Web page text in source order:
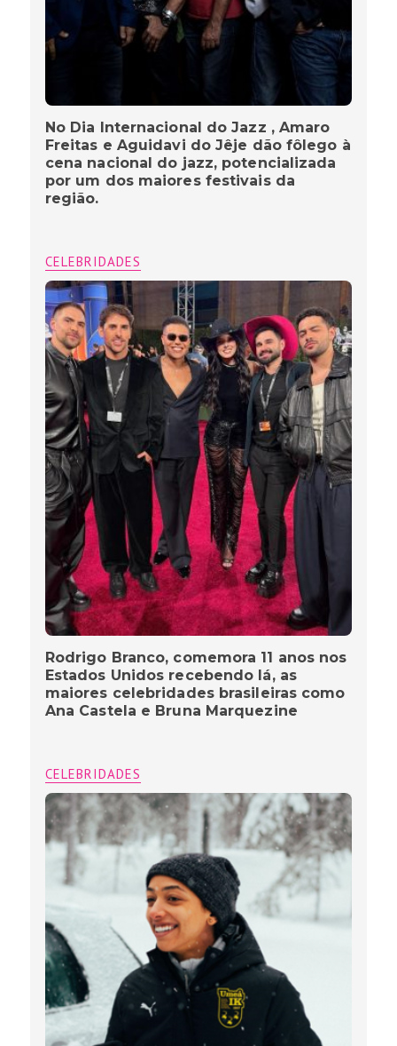
No Dia Internacional do Jazz , Amaro
Freitas e Aguidavi do Jêje dão fôlego à
cena nacional do jazz, potencializada
por um dos maiores festivais da
região.
CELEBRIDADES
Rodrigo Branco, comemora 11 anos nos
Estados Unidos recebendo lá, as
maiores celebridades brasileiras como
Ana Castela e Bruna Marquezine
CELEBRIDADES